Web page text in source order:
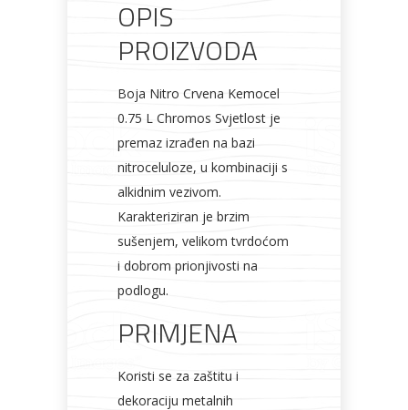
OPIS
PROIZVODA
Boja Nitro Crvena Kemocel
0.75 L Chromos Svjetlost je
premaz izrađen na bazi
nitroceluloze, u kombinaciji s
alkidnim vezivom.
Karakteriziran je brzim
sušenjem, velikom tvrdoćom
i dobrom prionjivosti na
podlogu.
PRIMJENA
Koristi se za zaštitu i
dekoraciju metalnih